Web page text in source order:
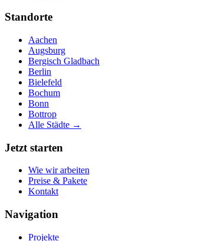
Standorte
Aachen
Augsburg
Bergisch Gladbach
Berlin
Bielefeld
Bochum
Bonn
Bottrop
Alle Städte →
Jetzt starten
Wie wir arbeiten
Preise & Pakete
Kontakt
Navigation
Projekte